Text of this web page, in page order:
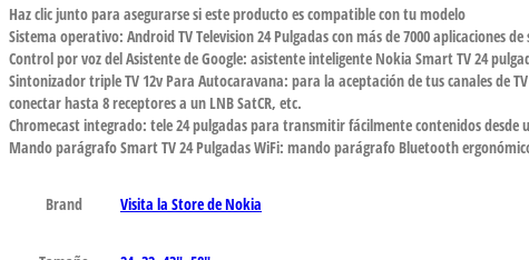
Haz clic junto para asegurarse si este producto es compatible con tu modelo
Sistema operativo: Android TV Television 24 Pulgadas con más de 7000 aplicaciones
Control por voz del Asistente de Google: asistente inteligente Nokia Smart TV 24
Sintonizador triple TV 12v Para Autocaravana: para la aceptación de tus canales de
conectar hasta 8 receptores a un LNB SatCR, etc.
Chromecast integrado: tele 24 pulgadas para transmitir fácilmente contenidos desde
Mando parágrafo Smart TV 24 Pulgadas WiFi: mando parágrafo Bluetooth
Brand Visita la Store de Nokia